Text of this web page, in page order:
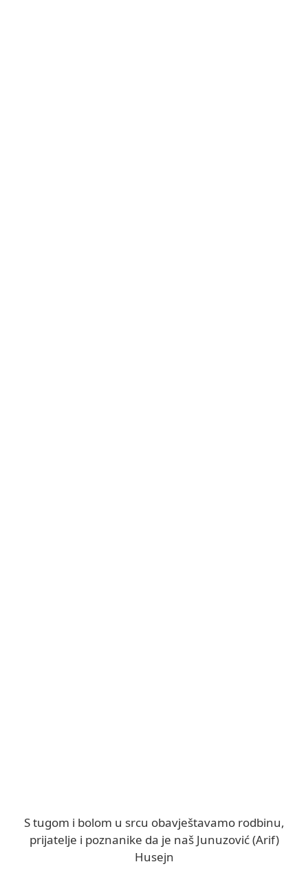
S tugom i bolom u srcu obavještavamo rodbinu,
prijatelje i poznanike da je naš Junuzović (Arif)
Husejn